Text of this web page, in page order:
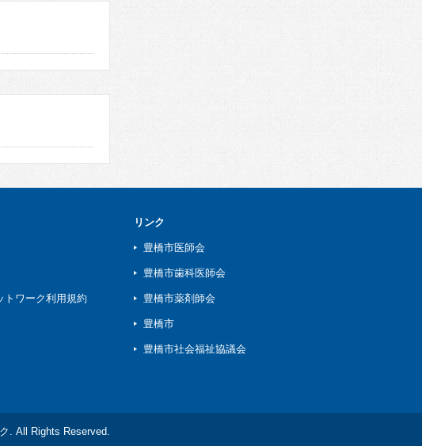
トワーク利用規約
リンク
豊橋市医師会
豊橋市歯科医師会
豊橋市薬剤師会
豊橋市
豊橋市社会福祉協議会
. All Rights Reserved.